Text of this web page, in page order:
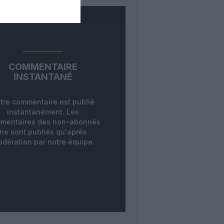
COMMENTAIRE
INSTANTANÉ
commentaire est publié
instantanément. Les
des non-abonnés
ne sont publiés qu'après
par notre équipe.